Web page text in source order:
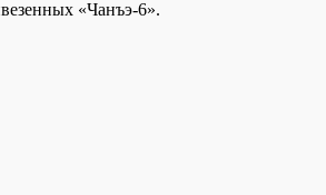
«Чанъэ-6».